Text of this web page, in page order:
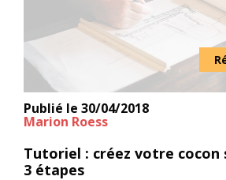
Publié le 30/04/2018
Marion Roess
Tutoriel : créez votre cocon
3 étapes